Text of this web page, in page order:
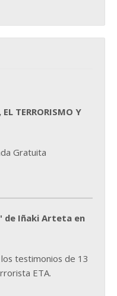
EL TERRORISMO Y
Gratuita
de Iñaki Arteta en
testimonios de 13
ETA.